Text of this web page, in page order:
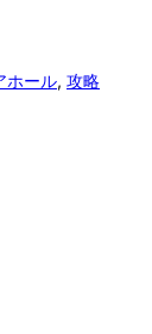
ホール, 攻略